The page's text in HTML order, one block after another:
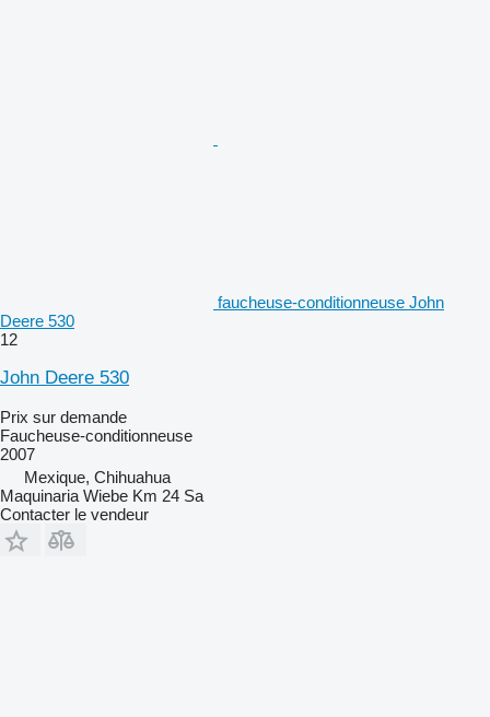
faucheuse-conditionneuse John
Deere 530
12
John Deere 530
Prix sur demande
Faucheuse-conditionneuse
2007
Mexique, Chihuahua
Maquinaria Wiebe Km 24 Sa
Contacter le vendeur